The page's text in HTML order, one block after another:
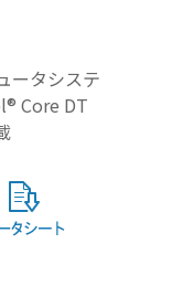
ータシステ
Core DT